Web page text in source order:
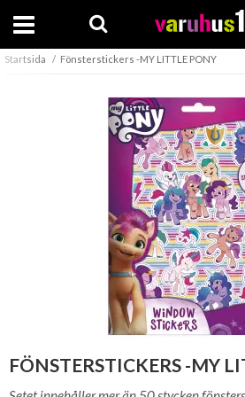
Startsida Fönsterstickers -MY LITTLE PONY
FÖNSTERSTICKERS -MY